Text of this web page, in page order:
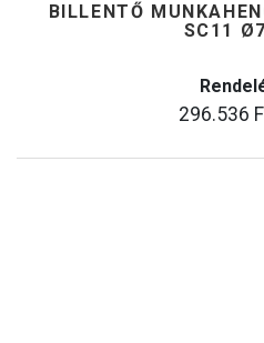
BILLENTŐ
SC11
296.536